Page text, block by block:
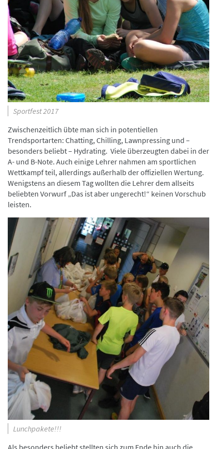
Sportfest 2017
Zwischenzeitlich übte man sich in potentiellen
Trendsportarten: Chatting, Chilling, Lawnpressing und –
besonders beliebt – Hydrating. Viele überzeugten dabei in der
A- und B-Note. Auch einige Lehrer nahmen am sportlichen
Wettkampf teil, allerdings außerhalb der offiziellen Wertung.
Wenigstens an diesem Tag wollten die Lehrer dem allseits
beliebten Vorwurf „Das ist aber ungerecht!“ keinen Vorschub
leisten.
Lunchpakete!!!